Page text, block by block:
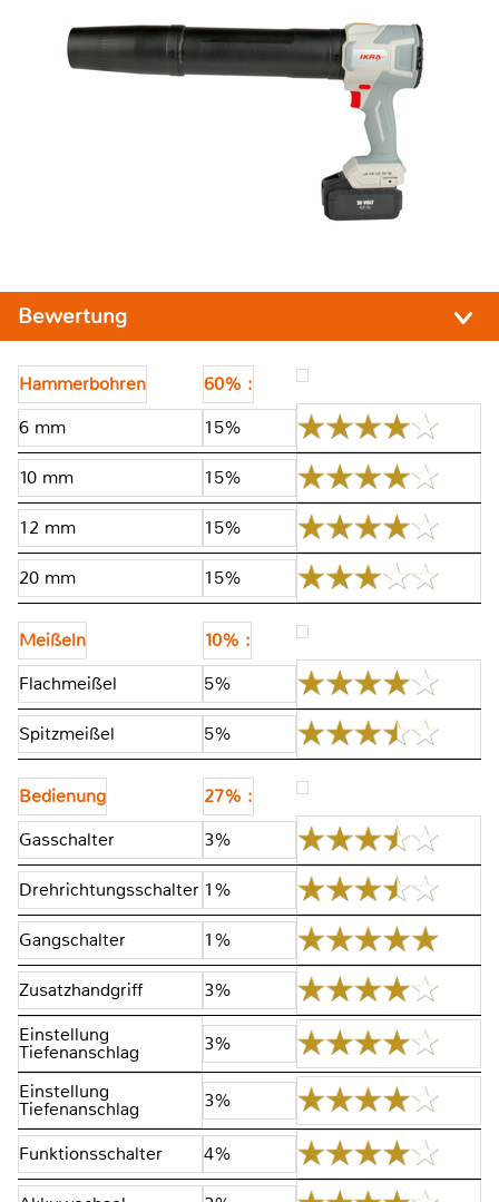
Bewertung
Hammerbohren
60% :
6 mm
15%
10 mm 15%
12 mm 15%
20 mm 15%
Meißeln
10% :
Flachmeißel
5%
Spitzmeißel 5%
Bedienung
27% :
Gasschalter
3%
Drehrichtungsschalter 1%
Gangschalter 1%
Zusatzhandgriff
3%
Einstellung
Tiefenanschlag 3%
Einstellung
Tiefenanschlag 3%
Funktionsschalter 4%